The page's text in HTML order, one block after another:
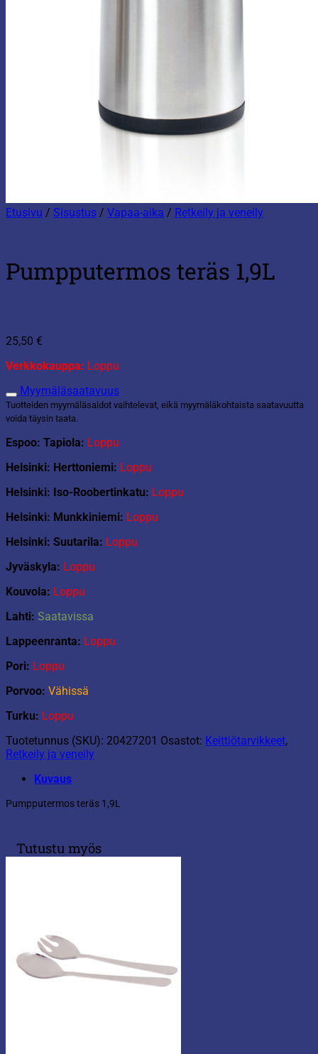
Etusivu / Sisustus / Vapaa-aika / Retkeily ja veneily
Pumpputermos teräs 1,9L
25,50 €
Verkkokauppa: Loppu
Myymäläsaatavuus
Tuotteiden myymäläsaldot vaihtelevat, eikä myymäläkohtaista saatavuutta
voida täysin taata.
Espoo: Tapiola: Loppu
Helsinki: Herttoniemi: Loppu
Helsinki: Iso-Roobertinkatu: Loppu
Helsinki: Munkkiniemi: Loppu
Helsinki: Suutarila: Loppu
Jyväskyla: Loppu
Kouvola: Loppu
Lahti: Saatavissa
Lappeenranta: Loppu
Pori: Loppu
Porvoo: Vähissä
Turku: Loppu
Tuotetunnus (SKU): 20427201 Osastot: Keittiötarvikkeet,
Retkeily ja veneily
Kuvaus
Pumpputermos teräs 1,9L
Tutustu myös